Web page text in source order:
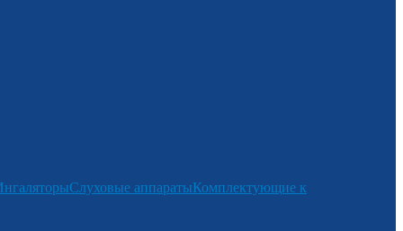
Слуховые аппаратыКомплектующие к